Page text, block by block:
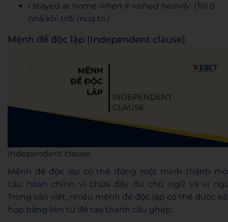
I stayed at home when it rained heavily. (Tôi ở
nhà khi trời mưa to.)
Mệnh đề độc lập (Independent clause)
Independent clause
Mệnh đề độc lập có thể đứng một mình thành
câu hoàn chỉnh vì chứa đầy đủ chủ ngữ và vị
Trong văn viết, nhiều mệnh đề độc lập có thể được
hợp bằng liên từ để tạo thành câu ghép.